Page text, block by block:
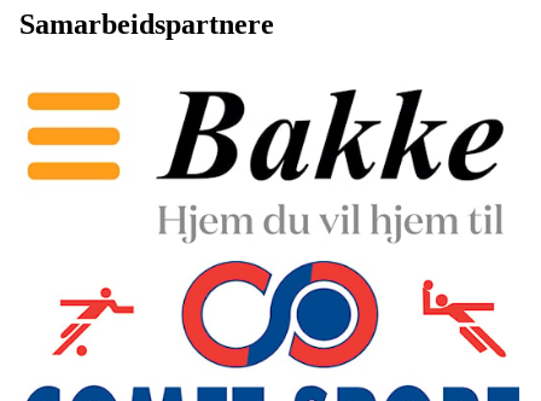
Godt i gang med basketball
på med trening i over 1 år. I løpet av den tiden er vi
glad for at vi har blitt kjent med herlige barn og
ungdom som har hatt en voldsom utvikling. Både de u
Samarbeidspartnere